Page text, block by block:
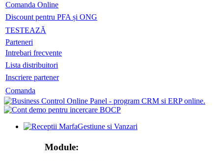
Comanda Online
Discount pentru PFA și ONG
TESTEAZĂ
Parteneri
Intrebari frecvente
Lista distribuitori
Inscriere partener
Comanda
Gestiune si Vanzari
Module: